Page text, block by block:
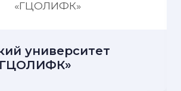
университет